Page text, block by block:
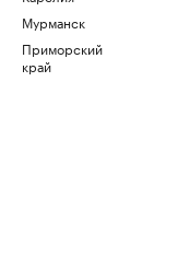
Мурманск
Приморский
край